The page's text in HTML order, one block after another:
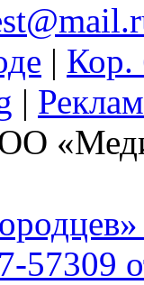
| Кор.
|